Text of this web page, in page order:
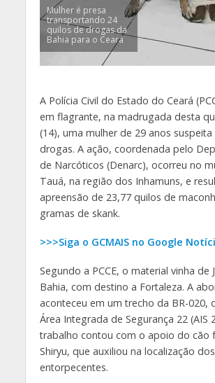
Mulher é presa
transportando 24
quilos de drogas da
Bahia para o Ceará
A Polícia Civil do Estado do Ceará
em flagrante, na madrugada desta
(14), uma mulher de 29 anos
drogas. A ação, coordenada pelo
de Narcóticos (Denarc), ocorreu no
Tauá, na região dos Inhamuns, e
apreensão de 23,77 quilos de
gramas de skank.
>>>Siga o GCMAIS no Google
Segundo a PCCE, o material vinha de
Bahia, com destino a Fortaleza. A
aconteceu em um trecho da BR-020,
Área Integrada de Segurança 22 (AIS
trabalho contou com o apoio do cão
Shiryu, que auxiliou na localização dos
entorpecentes.